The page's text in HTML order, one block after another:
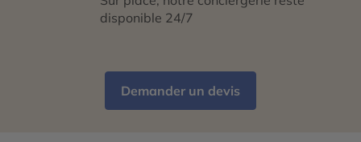
disponible 24/7
Demander un devis